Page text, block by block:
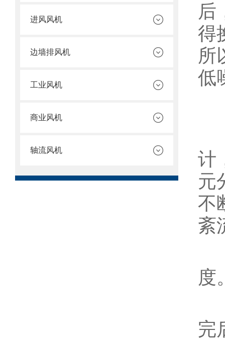
进风风机
边墙排风机
工业风机
商业风机
轴流风机
后
得
所
低
计
元
不
紊
度
完